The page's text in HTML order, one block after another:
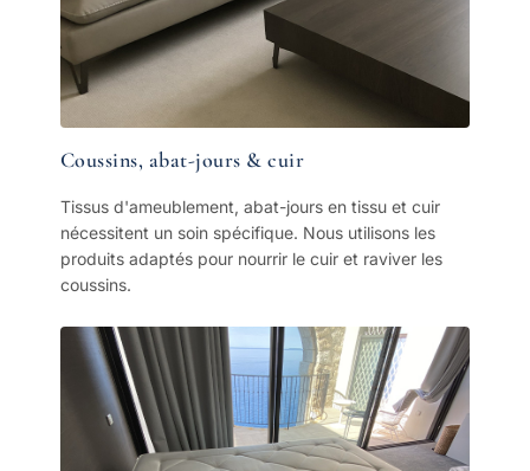
Coussins, abat-jours & cuir
Tissus d'ameublement, abat-jours en tissu et cuir
nécessitent un soin spécifique. Nous utilisons les
produits adaptés pour nourrir le cuir et raviver les
coussins.